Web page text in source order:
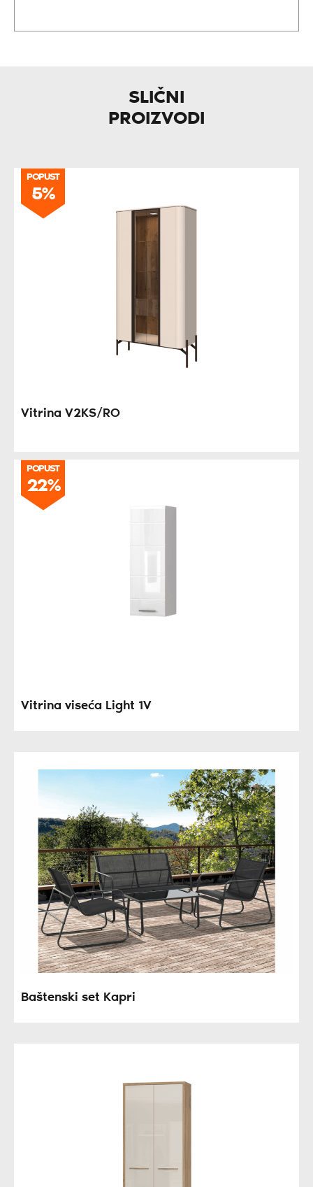
SLIČNI
PROIZVODI
POPUST
5%
Vitrina V2KS/RO
POPUST
22%
Vitrina viseća Light 1V
Baštenski set Kapri